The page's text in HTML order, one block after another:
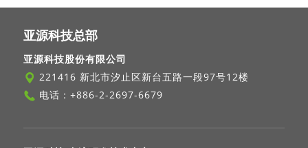
亚源科技总部
亚源科技股份有限公司
221416 新北市汐止区新台五路一段97号12楼
电话： +886-2-2697-6679